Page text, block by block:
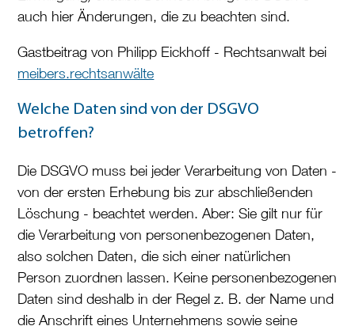
auch hier Änderungen, die zu beachten sind.
Gastbeitrag von Philipp Eickhoff - Rechtsanwalt bei
meibers.rechtsanwälte
Welche Daten sind von der DSGVO
betroffen?
Die DSGVO muss bei jeder Verarbeitung von Daten -
von der ersten Erhebung bis zur abschließenden
Löschung - beachtet werden. Aber: Sie gilt nur für
die Verarbeitung von personenbezogenen Daten,
also solchen Daten, die sich einer natürlichen
Person zuordnen lassen. Keine personenbezogenen
Daten sind deshalb in der Regel z. B. der Name und
die Anschrift eines Unternehmens sowie seine